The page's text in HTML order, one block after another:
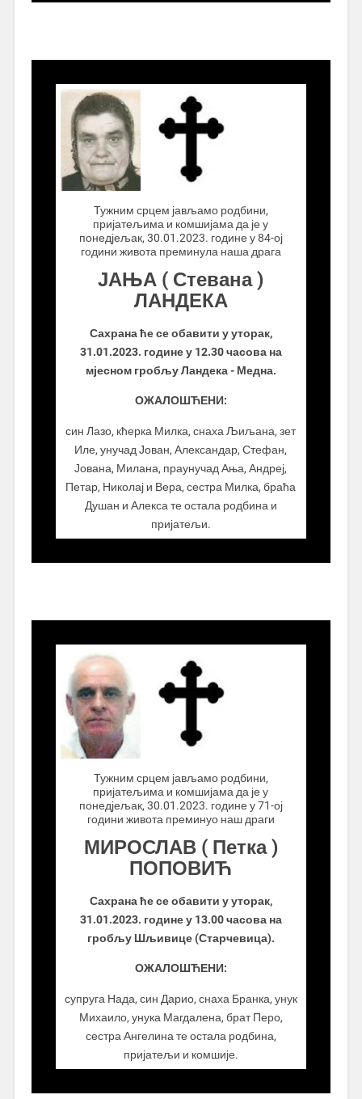
Тужним срцем јављамо родбини,
пријатељима и комшијама да је у
понедјељак, 30.01.2023. године у 84-ој
години живота преминула наша драга
ЈАЊА ( Стевана )
ЛАНДЕКА
Сахрана ће се обавити у уторак,
31.01.2023. године у 12.30 часова на
мјесном гробљу Ландека - Медна.
ОЖАЛОШЋЕНИ:
син Лазо, кћерка Милка, снаха Љиљана, зет
Иле, унучад Јован, Александар, Стефан,
Јована, Милана, праунучад Ања, Андреј,
Петар, Николај и Вера, сестра Милка, браћа
Душан и Алекса те остала родбина и
пријатељи.
Тужним срцем јављамо родбини,
пријатељима и комшијама да је у
понедјељак, 30.01.2023. године у 71-ој
години живота преминуо наш драги
МИРОСЛАВ ( Петка )
ПОПОВИЋ
Сахрана ће се обавити у уторак,
31.01.2023. године у 13.00 часова на
гробљу Шљивице (Старчевица).
ОЖАЛОШЋЕНИ:
супруга Нада, син Дарио, снаха Бранка, унук
Михаило, унука Магдалена, брат Перо,
сестра Ангелина те остала родбина,
пријатељи и комшије.